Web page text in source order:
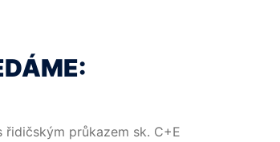
řidičským průkazem sk. C+E